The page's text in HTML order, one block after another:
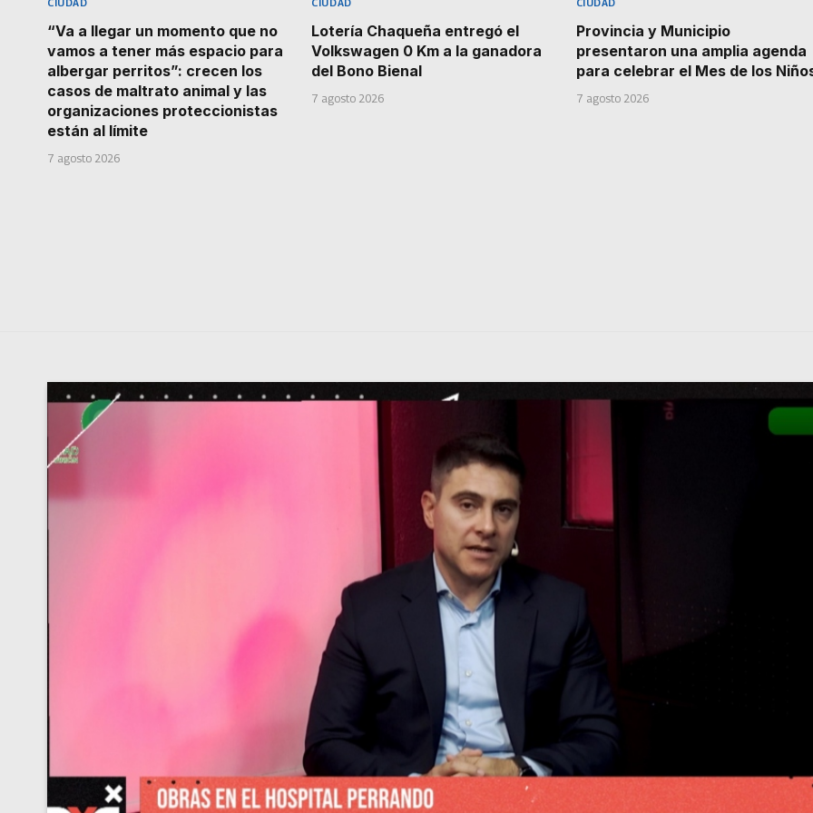
“Va a llegar un momento que no
vamos a tener más espacio para
albergar perritos”: crecen los
casos de maltrato animal y las
organizaciones proteccionistas
están al límite
7 agosto 2026
Lotería Chaqueña entregó el
Volkswagen 0 Km a la ganadora
del Bono Bienal
7 agosto 2026
Provincia y Municipio
presentaron una amplia agenda
para celebrar el Mes de los
7 agosto 2026